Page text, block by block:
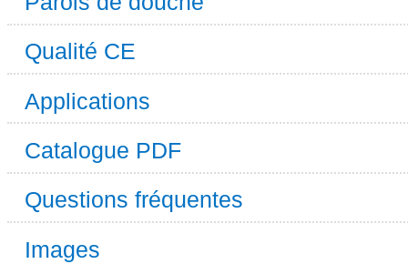
Qualité CE
Applications
Catalogue PDF
Questions fréquentes
Images